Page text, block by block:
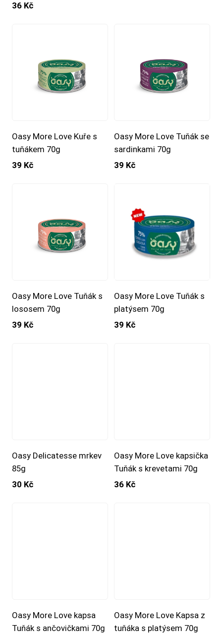
36 Kč
Oasy More Love Kuře s
tuňákem 70g
39 Kč
Oasy More Love Tuňák se
sardinkami 70g
39 Kč
Oasy More Love Tuňák s
lososem 70g
39 Kč
Oasy More Love Tuňák s
platýsem 70g
39 Kč
Oasy Delicatesse mrkev
85g
30 Kč
Oasy More Love kapsička
Tuňák s krevetami 70g
36 Kč
Oasy More Love kapsa
Tuňák s ančovičkami 70g
Oasy More Love Kapsa z
tuňáka s platýsem 70g